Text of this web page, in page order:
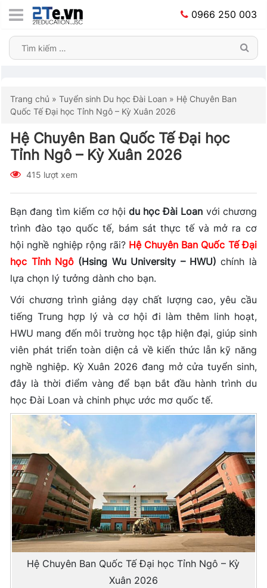
0966 250 003
Trang chủ » Tuyển sinh Du học Đài Loan » Hệ Chuyên Ban
Quốc Tế Đại học Tỉnh Ngô – Kỳ Xuân 2026
Hệ Chuyên Ban Quốc Tế Đại học
Tỉnh Ngô – Kỳ Xuân 2026
415 lượt xem
Bạn đang tìm kiếm cơ hộidu học Đài Loan với chương
trình đào tạo quốc tế, bám sát thực tế và mở ra cơ
hội nghề nghiệp rộng rãi? Hệ Chuyên Ban Quốc Tế Đại
học Tỉnh Ngô (Hsing Wu University – HWU) chính là
lựa chọn lý tưởng dành cho bạn.
Với chương trình giảng dạy chất lượng cao, yêu cầu
tiếng Trung hợp lý và cơ hội đi làm thêm linh hoạt,
HWU mang đến môi trường học tập hiện đại, giúp sinh
viên phát triển toàn diện cả về kiến thức lẫn kỹ năng
nghề nghiệp. Kỳ Xuân 2026 đang mở cửa tuyển sinh,
đây là thời điểm vàng để bạn bắt đầu hành trình du
học Đài Loan và chinh phục ước mơ quốc tế.
Hệ Chuyên Ban Quốc Tế Đại học Tỉnh Ngô – Kỳ
Xuân 2026